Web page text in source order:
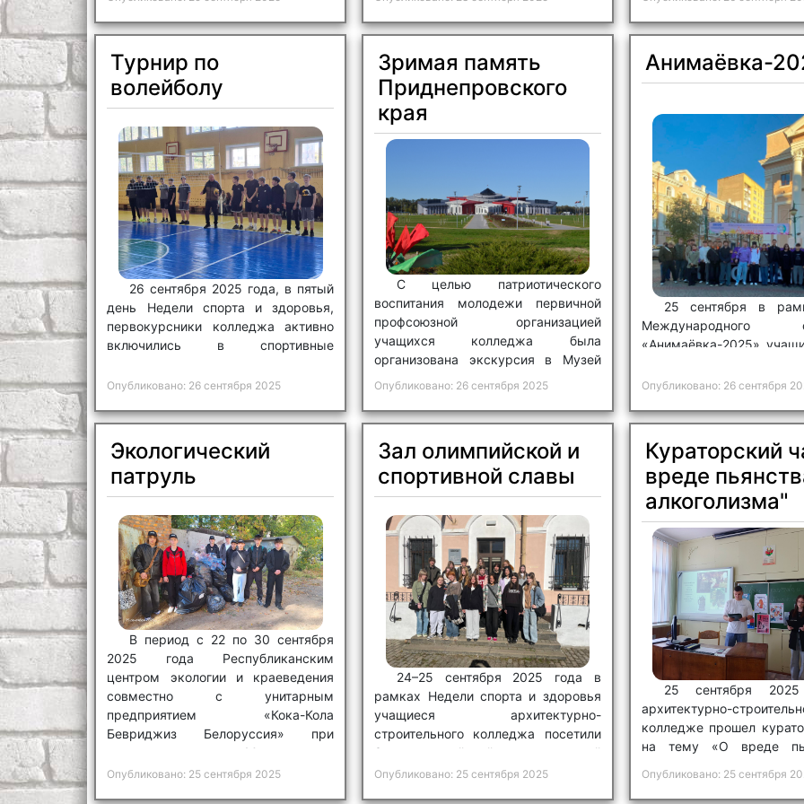
Турнир по
волейболу
26 сентября 2025 года, в пятый
день Недели спорта и здоровья,
первокурсники колледжа активно
включились в спортивные
Опубликовано: 26 сентября 2025
Зримая память
Приднепровского
края
С целью патриотического
воспитания молодежи первичной
профсоюзной организацией
учащихся колледжа была
организована экскурсия в Музей
Славы Могилевщины.
Опубликовано: 26 сентября 2025
Анимаёвка-
25 сентября в
Международного
«Анимаёвка-2025»
строительного колледжа
Опубликовано: 26 сентября
Экологический
патруль
В период с 22 по 30 сентября
2025 года Республиканским
центром экологии и краеведения
совместно с унитарным
предприятием «Кока-Кола
Бевриджиз Белоруссия» при
поддержке Министерства
природных ресурсов и охраны
Опубликовано: 25 сентября 2025
Зал олимпийской и
спортивной славы
24–25 сентября 2025 года в
рамках Недели спорта и здоровья
учащиеся архитектурно-
строительного колледжа посетили
Зал олимпийской и спортивной
славы.
Опубликовано: 25 сентября 2025
Кураторский
вреде
алкоголизма"
25 сентября
архитектурно-
колледже прошел
на тему «О вреде
Опубликовано: 25 сентября
Отправить X